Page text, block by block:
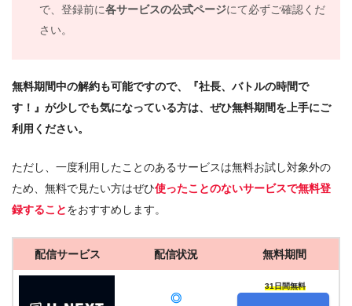
で、登録前に各サービスの公式ページにて必ずご確認くだ
さい。
無料期間中の解約も可能ですので、『社長、バトルの時間で
す！』が少しでも気になっている方は、ぜひ無料期間を上手にご
利用ください。
ただし、一度利用したことのあるサービスは無料お試し対象外の
ため、無料で見たい方はぜひ使ったことのないサービスで無料登
録することをおすすめします。
配信サービス 配信状況 無料期間
◎
31日間無料